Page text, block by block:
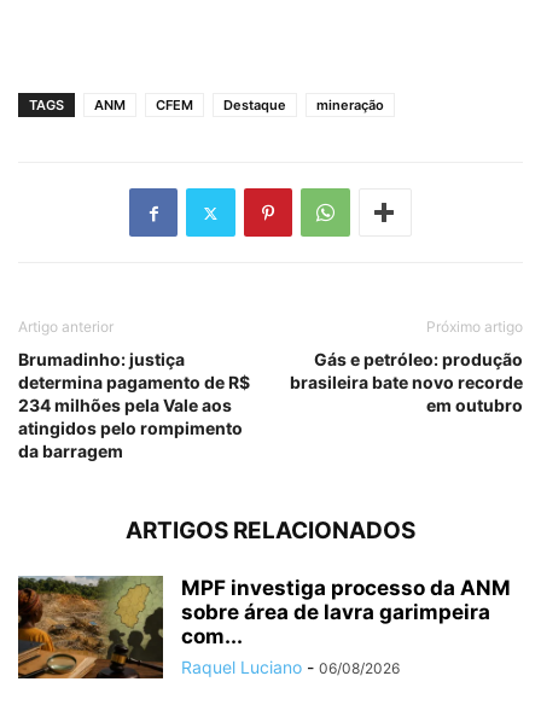
TAGS ANM CFEM Destaque mineração
Artigo anterior
Brumadinho: justiça
determina pagamento de R$
234 milhões pela Vale aos
atingidos pelo rompimento
da barragem
Próximo artigo
Gás e petróleo: produção
brasileira bate novo recorde
em outubro
ARTIGOS RELACIONADOS
MPF investiga processo da ANM
sobre área de lavra garimpeira
com...
Raquel Luciano - 06/08/2026